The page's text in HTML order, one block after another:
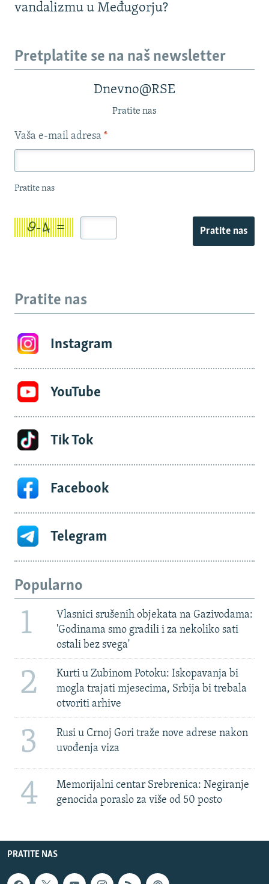
vandalizmu u Međugorju?
Pretplatite se na naš newsletter
Dnevno@RSE
Pratite nas
Vaša e-mail adresa *
Pratite nas
Pratite nas
Pratite nas
Instagram
YouTube
Tik Tok
Facebook
Telegram
Popularno
1
Vlasnici srušenih objekata na Gazivodama:
'Godinama smo gradili i za nekoliko sati
ostali bez svega'
2
Kurti u Zubinom Potoku: Iskopavanja bi
mogla trajati mjesecima, Srbija bi trebala
otvoriti arhive
3
Rusi u Crnoj Gori traže nove adrese nakon
uvođenja viza
4
Memorijalni centar Srebrenica: Negiranje
genocida poraslo za više od 50 posto
PRATITE NAS